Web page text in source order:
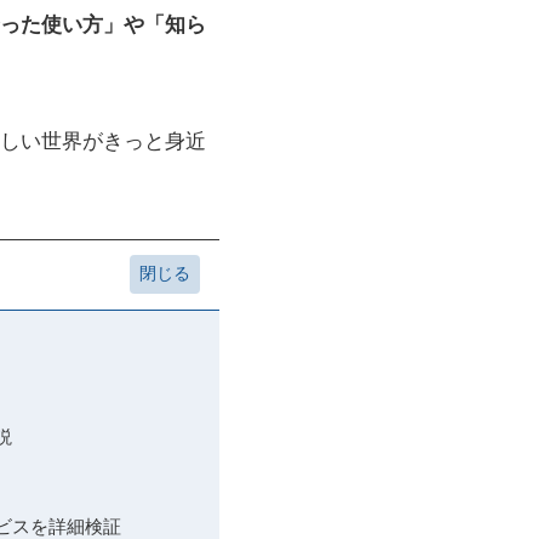
た使い方」や「知ら
い世界がきっと身近
スを詳細検証